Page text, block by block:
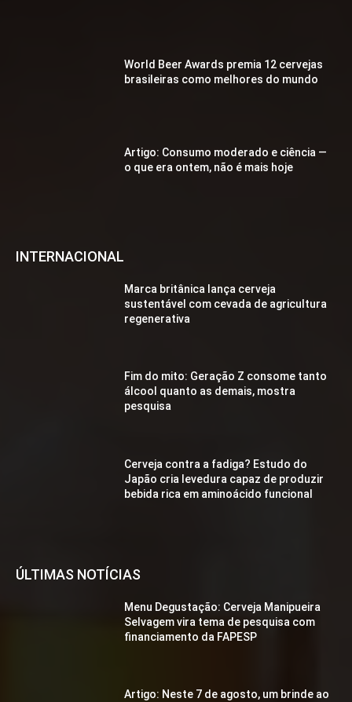
World Beer Awards premia 12 cervejas
brasileiras como melhores do mundo
Artigo: Consumo moderado e ciência —
o que era ontem, não é mais hoje
INTERNACIONAL
Marca britânica lança cerveja
sustentável com cevada de agricultura
regenerativa
Fim do mito: Geração Z consome tanto
álcool quanto as demais, mostra
pesquisa
Cerveja contra a fadiga? Estudo do
Japão cria levedura capaz de produzir
bebida rica em aminoácido funcional
ÚLTIMAS NOTÍCIAS
Menu Degustação: Cerveja Manipueira
Selvagem vira tema de pesquisa com
financiamento da FAPESP
Artigo: Neste 7 de agosto, um brinde ao